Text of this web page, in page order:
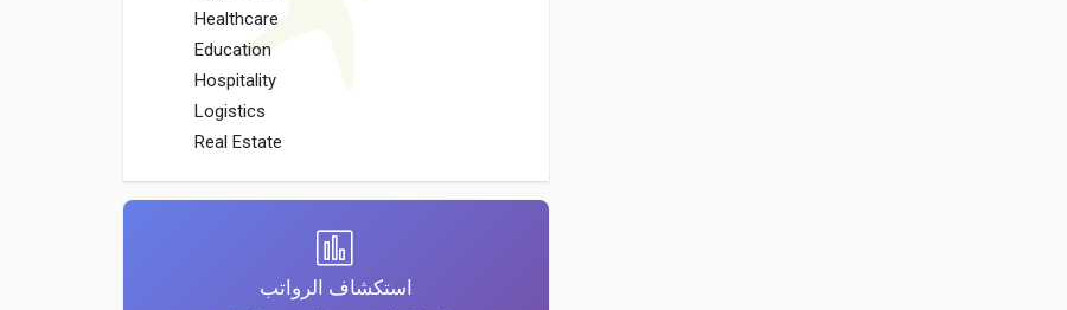
Healthcare
Education
Hospitality
Logistics
Real Estate
استكشاف الرواتب